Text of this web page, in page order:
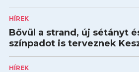
HÍREK
Bővül a strand, új sétányt
színpadot is terveznek
HÍREK